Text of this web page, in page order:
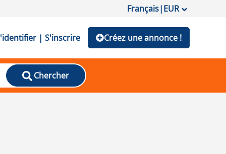
Français|EUR
| S'inscrire Créez une annonce !
Chercher